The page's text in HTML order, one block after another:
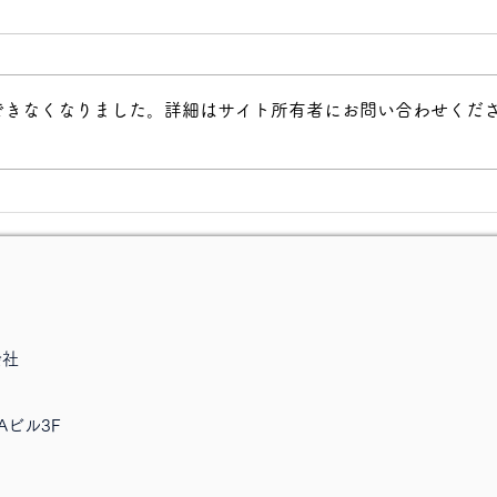
なくなりました。詳細はサイト所有者にお問い合わせくださ
ビル3F